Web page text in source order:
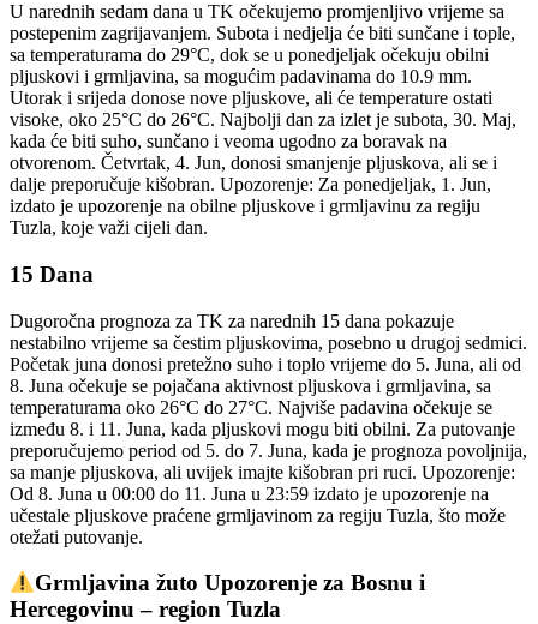
U narednih sedam dana u TK očekujemo promjenljivo vrijeme sa
postepenim zagrijavanjem. Subota i nedjelja će biti sunčane i tople,
sa temperaturama do 29°C, dok se u ponedjeljak očekuju obilni
pljuskovi i grmljavina, sa mogućim padavinama do 10.9 mm.
Utorak i srijeda donose nove pljuskove, ali će temperature ostati
visoke, oko 25°C do 26°C. Najbolji dan za izlet je subota, 30. Maj,
kada će biti suho, sunčano i veoma ugodno za boravak na
otvorenom. Četvrtak, 4. Jun, donosi smanjenje pljuskova, ali se i
dalje preporučuje kišobran. Upozorenje: Za ponedjeljak, 1. Jun,
izdato je upozorenje na obilne pljuskove i grmljavinu za regiju
Tuzla, koje važi cijeli dan.
15 Dana
Dugoročna prognoza za TK za narednih 15 dana pokazuje
nestabilno vrijeme sa čestim pljuskovima, posebno u drugoj sedmici.
Početak juna donosi pretežno suho i toplo vrijeme do 5. Juna, ali od
8. Juna očekuje se pojačana aktivnost pljuskova i grmljavina, sa
temperaturama oko 26°C do 27°C. Najviše padavina očekuje se
između 8. i 11. Juna, kada pljuskovi mogu biti obilni. Za putovanje
preporučujemo period od 5. do 7. Juna, kada je prognoza povoljnija,
sa manje pljuskova, ali uvijek imajte kišobran pri ruci. Upozorenje:
Od 8. Juna u 00:00 do 11. Juna u 23:59 izdato je upozorenje na
učestale pljuskove praćene grmljavinom za regiju Tuzla, što može
otežati putovanje.
Grmljavina žuto Upozorenje za Bosnu i
Hercegovinu – region Tuzla